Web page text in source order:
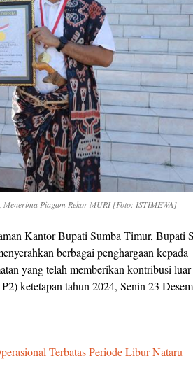
Piagam Rekor MURI [Foto: ISTIMEWA]
Kantor Bupati Sumba Timur, Bupati
berbagai penghargaan kepada
yang telah memberikan kontribusi luar
ketetapan tahun 2024, Senin 23
Terbatas Periode Libur Nataru